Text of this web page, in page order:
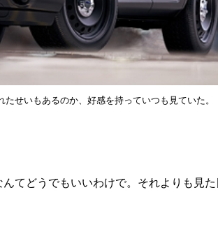
せいもあるのか、好感を持っていつも見ていた。
てどうでもいいわけで。それよりも見